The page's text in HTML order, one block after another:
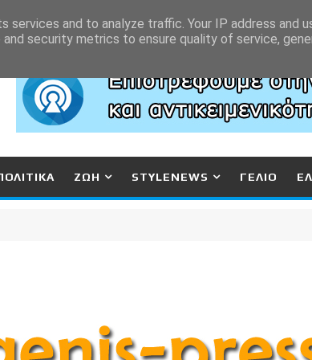
ΖΩΗ STYLENEWS ΓΕΛΙΟ
and to analyze traffic. Your IP address and
security metrics to ensure quality of service,